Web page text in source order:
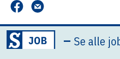
–Se alle